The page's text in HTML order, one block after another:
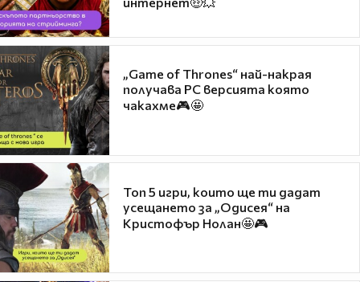
„Game of Thrones“ най-накрая
получава PC версията която
чакахме🎮🤩
Топ 5 игри, които ще ти дадат
усещането за „Одисея“ на
Кристофър Нолан🤩🎮